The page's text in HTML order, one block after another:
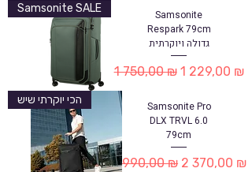
Samsonite SALE
Samsonite
Respark 79cm
גדולה ויוקרתית
Обычная цена
1 750,00 ₪ Цена со
1 229,00 ₪
הכי יוקרתי שיש
Samsonite Pro
DLX TRVL 6.0
79cm
Обычная цена
2 990,00 ₪ Цена со
2 370,00 ₪